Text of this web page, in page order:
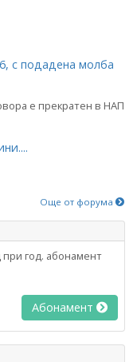
с подадена молба
е прекратен в НАП
Още от форума
год. абонамент
Абонамент